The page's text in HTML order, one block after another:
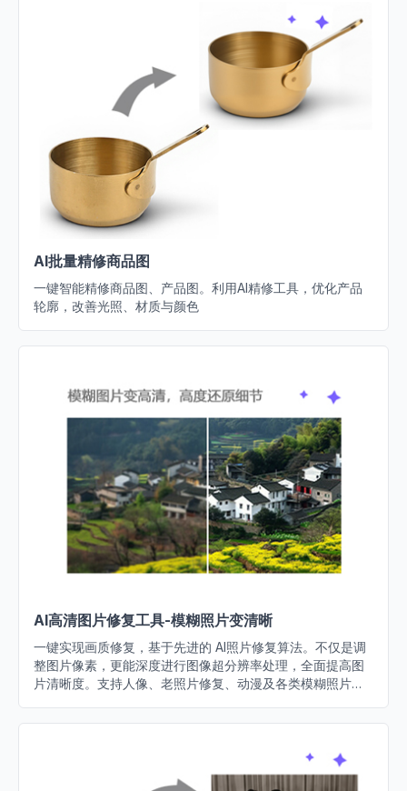
AI批量精修商品图
一键智能精修商品图、产品图。利用AI精修工具，优化产品
轮廓，改善光照、材质与颜色
AI高清图片修复工具-模糊照片变清晰
一键实现画质修复，基于先进的 AI照片修复算法。不仅是调
整图片像素，更能深度进行图像超分辨率处理，全面提高图
片清晰度。支持人像、老照片修复、动漫及各类模糊照片修